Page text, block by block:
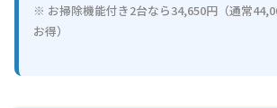
※ お掃除機能付き2台なら34,650円（通常
お得）